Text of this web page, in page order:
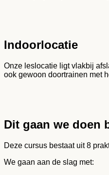
Indoorlocatie
Onze leslocatie ligt vlakbij
ook gewoon doortrainen met
Dit gaan we doen
Deze cursus bestaat uit 8
We gaan aan de slag met: